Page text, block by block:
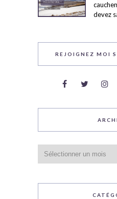
devez
REJOIGNEZ MOI